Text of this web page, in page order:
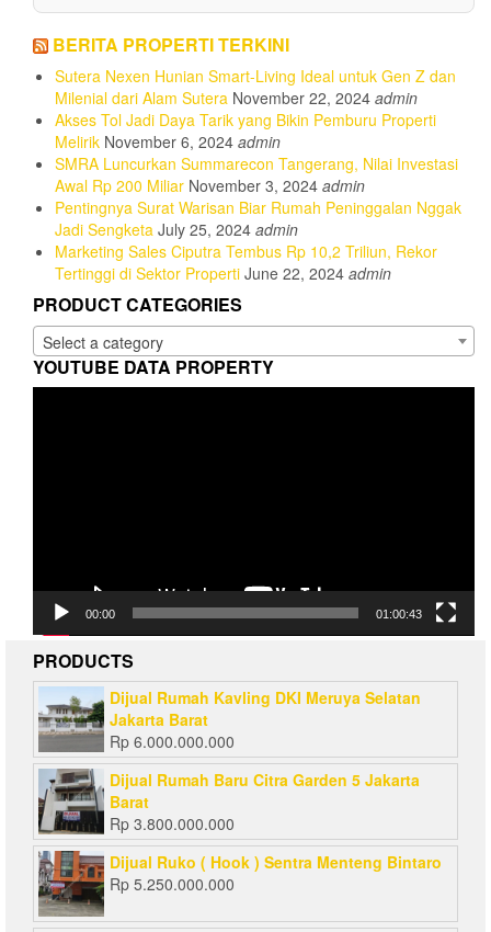
BERITA PROPERTI TERKINI
Sutera Nexen Hunian Smart-Living Ideal untuk Gen Z dan
Milenial dari Alam Sutera November 22, 2024 admin
Akses Tol Jadi Daya Tarik yang Bikin Pemburu Properti
Melirik November 6, 2024 admin
SMRA Luncurkan Summarecon Tangerang, Nilai Investasi
Awal Rp 200 Miliar November 3, 2024 admin
Pentingnya Surat Warisan Biar Rumah Peninggalan Nggak
Jadi Sengketa July 25, 2024 admin
Marketing Sales Ciputra Tembus Rp 10,2 Triliun, Rekor
Tertinggi di Sektor Properti June 22, 2024 admin
PRODUCT CATEGORIES
Select a category
YOUTUBE DATA PROPERTY
00:00 01:00:43
PRODUCTS
Dijual Rumah Kavling DKI Meruya Selatan
Jakarta Barat
Rp 6.000.000.000
Dijual Rumah Baru Citra Garden 5 Jakarta
Barat
Rp 3.800.000.000
Dijual Ruko ( Hook ) Sentra Menteng Bintaro
Rp 5.250.000.000